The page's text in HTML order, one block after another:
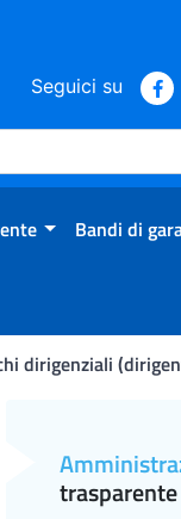
Seguici su
Bandi di
dirigenziali
trasparente